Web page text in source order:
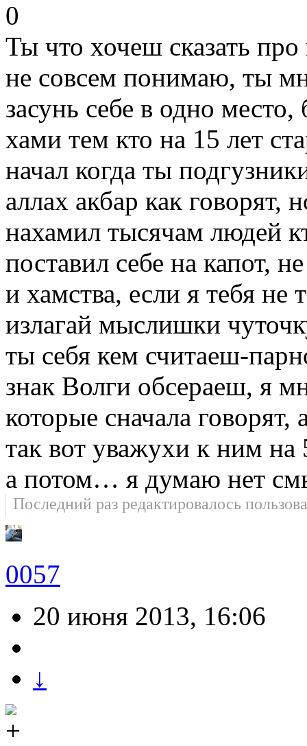
0
Ты что хочеш сказать
не совсем понимаю, ты
засунь себе в одно
хами тем кто на 15 лет
начал когда ты
аллах акбар как говорят,
нахамил тысячам людей
поставил себе на капот,
и хамства, если я тебя не
излагай мыслишки
ты себя кем считаеш-
знак Волги обсераеш, я
которые сначала
так вот уважухи к ним
а потом… я думаю нет
Последний раз редактировалось
0057
20 июня 2013, 16:06
↓